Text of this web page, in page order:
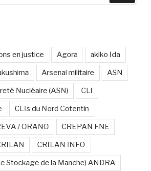
en justice Agora akiko Ida
Arsenal militaire ASN
Nucléaire (ASN) CLI
CLIs du Nord Cotentin
/ ORANO CREPAN FNE
CRILAN INFO
Stockage de la Manche) ANDRA